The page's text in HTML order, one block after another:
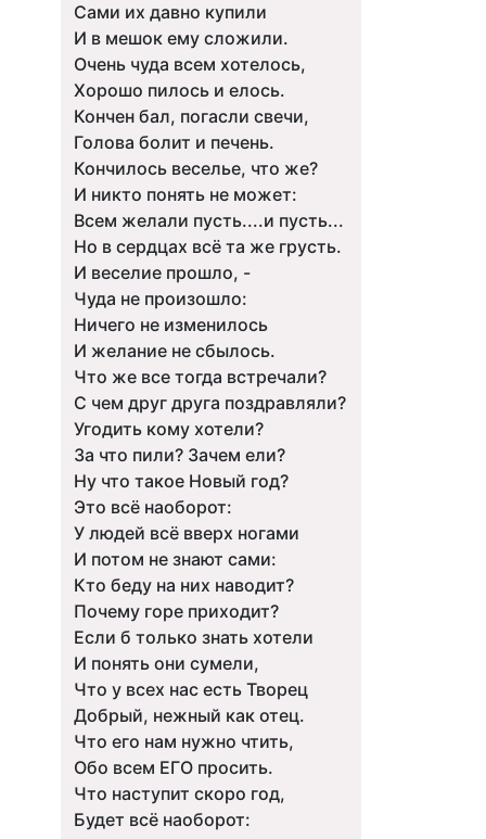
Сами их давно купили
И в мешок ему сложили.
Очень чуда всем хотелось,
Хорошо пилось и елось.
Кончен бал, погасли свечи,
Голова болит и печень.
Кончилось веселье, что же?
И никто понять не может:
Всем желали пусть....и пусть...
Но в сердцах всё та же грусть.
И веселие прошло, -
Чуда не произошло:
Ничего не изменилось
И желание не сбылось.
Что же все тогда встречали?
С чем друг друга поздравляли?
Угодить кому хотели?
За что пили? Зачем ели?
Ну что такое Новый год?
Это всё наоборот:
У людей всё вверх ногами
И потом не знают сами:
Кто беду на них наводит?
Почему горе приходит?
Если б только знать хотели
И понять они сумели,
Что у всех нас есть Творец
Добрый, нежный как отец.
Что его нам нужно чтить,
Обо всем ЕГО просить.
Что наступит скоро год,
Будет всё наоборот: